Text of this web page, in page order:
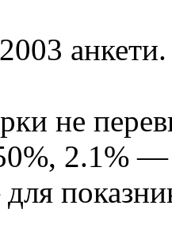
анкети.
не
2.1% —